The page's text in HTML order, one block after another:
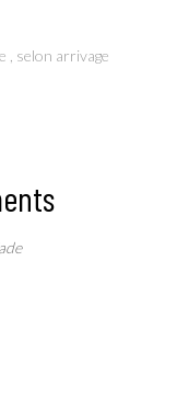
, selon arrivage